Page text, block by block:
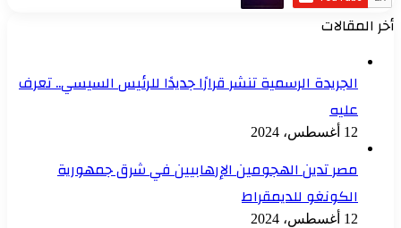
أخر المقالات
الجريدة الرسمية تنشر قرارًا جديدًا للرئيس السيسي.. تعرف
عليه
12 أغسطس، 2024
مصر تدين الهجومين الإرهابيين في شرق جمهورية
الكونغو للديمقراط
12 أغسطس، 2024